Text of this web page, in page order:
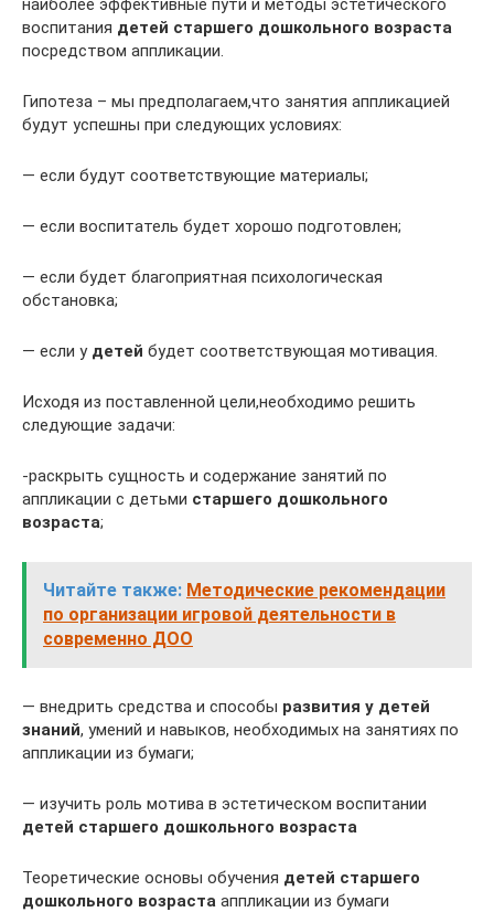
наиболее эффективные пути и методы эстетического
воспитания детей старшего дошкольного возраста
посредством аппликации.
Гипотеза – мы предполагаем,что занятия аппликацией
будут успешны при следующих условиях:
— если будут соответствующие материалы;
— если воспитатель будет хорошо подготовлен;
— если будет благоприятная психологическая
обстановка;
— если у детей будет соответствующая мотивация.
Исходя из поставленной цели,необходимо решить
следующие задачи:
-раскрыть сущность и содержание занятий по
аппликации с детьми старшего дошкольного
возраста;
Читайте также: Методические рекомендации
по организации игровой деятельности в
современно ДОО
— внедрить средства и способы развития у детей
знаний, умений и навыков, необходимых на занятиях по
аппликации из бумаги;
— изучить роль мотива в эстетическом воспитании
детей старшего дошкольного возраста
Теоретические основы обучения детей старшего
дошкольного возраста аппликации из бумаги